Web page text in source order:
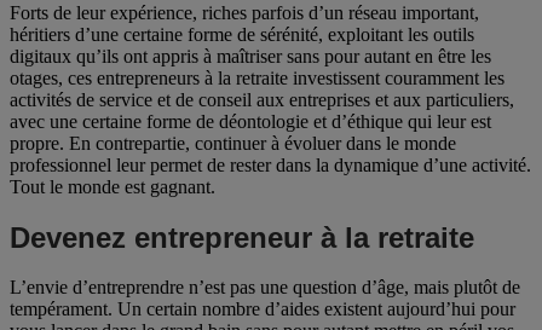
Forts de leur expérience, riches parfois d’un réseau important,
héritiers d’une certaine forme de sérénité, exploitant les outils
digitaux qu’ils ont appris à maîtriser sans pour autant en être les
otages, ces entrepreneurs à la retraite investissent couramment les
activités de service et de conseil aux entreprises et aux particuliers,
avec une certaine forme de déontologie et d’éthique qui leur est
propre. En contrepartie, continuer à évoluer dans le monde
professionnel leur permet de rester dans la dynamique d’une activité.
Tout le monde est gagnant.
Devenez entrepreneur à la retraite
L’envie d’entreprendre n’est pas une question d’âge, mais plutôt de
tempérament. Un certain nombre d’aides existent aujourd’hui pour